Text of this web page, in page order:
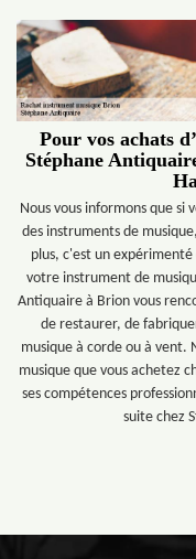
Pour vos achats
Stéphane
Nous vous informons que si
des instruments de
plus, c'est un
votre instrument de
Antiquaire à Brion vous
de restaurer, de
musique à corde ou à vent.
musique que vous achetez
ses compétences
suite chez